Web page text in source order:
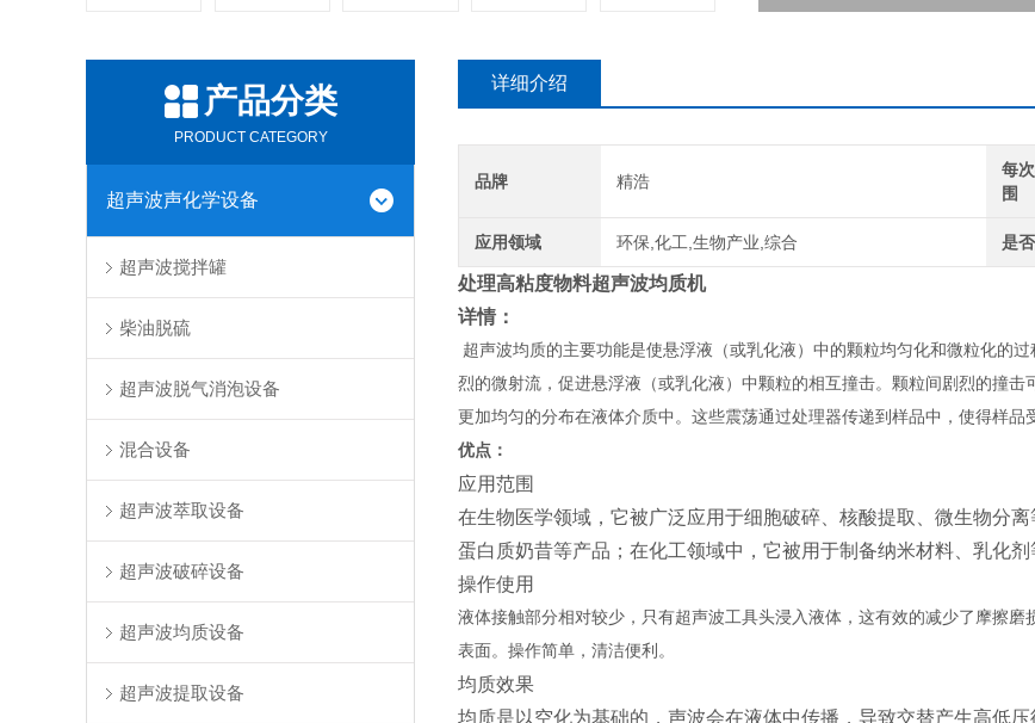
产品分类
PRODUCT CATEGORY
超声波声化学设备
超声波搅拌罐
柴油脱硫
超声波脱气消泡设备
混合设备
超声波萃取设备
超声波破碎设备
超声波均质设备
超声波提取设备
详细介绍
品牌 精浩
每
围
应用领域 环保,化工,生物产业,综合 是
处理高粘度物料超声波均质机
详情：
超声波均质的主要功能是使悬浮液（或乳化液）中的颗粒均匀化和微粒化的
烈的微射流，促进悬浮液（或乳化液）中颗粒的相互撞击。颗粒间剧烈的撞
更加均匀的分布在液体介质中。这些震荡通过处理器传递到样品中，使得样品
优点：
应用范围
在生物医学领域，它被广泛应用于细胞破碎、核酸提取、微生物分
蛋白质奶昔等产品；在化工领域中，它被用于制备纳米材料、乳化剂
操作使用
液体接触部分相对较少，只有超声波工具头浸入液体，这有效的减少了摩擦
表面。操作简单，清洁便利。
均质效果
均质是以空化为基础的，声波会在液体中传播，导致交替产生高低